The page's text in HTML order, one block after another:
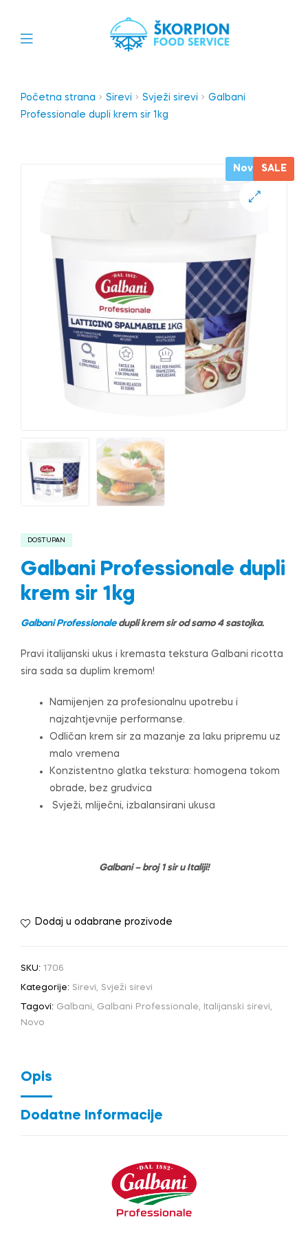
Početna strana Sirevi Svježi sirevi
Galbani
Professionale dupli krem sir 1kg
Novo SALE
DOSTUPAN
Galbani Professionale dupli
krem sir 1kg
Galbani Professionaledupli krem sir od samo 4 sastojka.
Pravi italijanski ukus i kremasta tekstura Galbani ricotta
sira sada sa duplim kremom!
Namijenjen za profesionalnu upotrebu i
najzahtjevnije performanse.
Odličan krem sir za mazanje za laku pripremu uz
malo vremena
Konzistentno glatka tekstura: homogena tokom
obrade, bez grudvica
Svježi, mliječni, izbalansirani ukusa
Galbani – broj 1 sir u Italiji!
Dodaj u odabrane prozivode
SKU: 1706
Kategorije: Sirevi, Svježi sirevi
Tagovi: Galbani, Galbani Professionale, Italijanski sirevi,
Novo
Opis
Dodatne Informacije